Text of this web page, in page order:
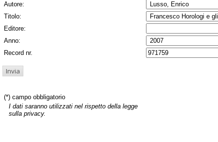
Autore:
Titolo:
Editore:
Anno:
Record nr.
(*) campo obbligatorio
I dati saranno utilizzati nel rispetto della legge
sulla privacy.